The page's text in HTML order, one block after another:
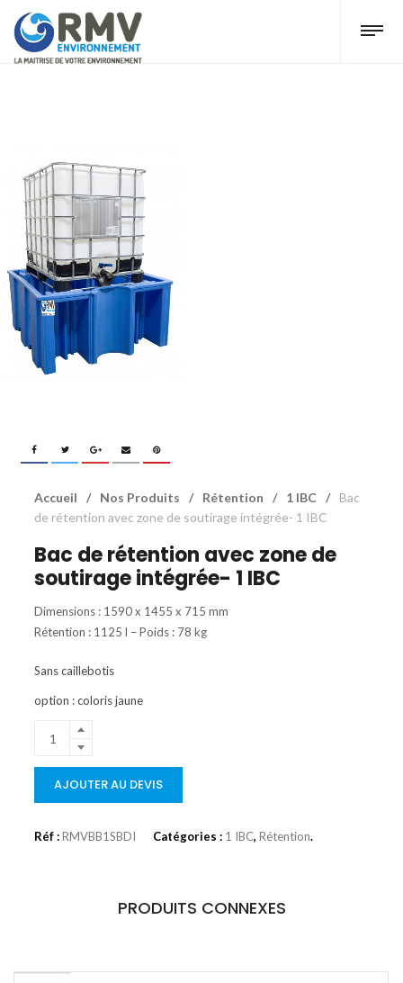
Accueil / Nos Produits / Rétention / 1 IBC /
Bac
de rétention avec zone de soutirage intégrée- 1 IBC
Bac de rétention avec zone de
soutirage intégrée- 1 IBC
Dimensions : 1590 x 1455 x 715 mm
Rétention : 1125 l – Poids : 78 kg
Sans caillebotis
option : coloris jaune
AJOUTER AU DEVIS
Réf :RMVBB1SBDI Catégories : 1 IBC, Rétention.
PRODUITS CONNEXES